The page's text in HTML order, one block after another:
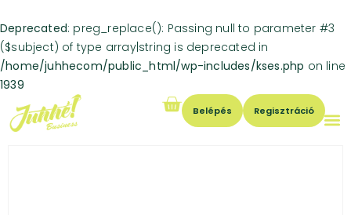
Deprecated: preg_replace(): Passing null to parameter #3
($subject) of type array|string is deprecated in
/home/juhhecom/public_html/wp-includes/kses.php on line
1939
Belépés Regisztráció